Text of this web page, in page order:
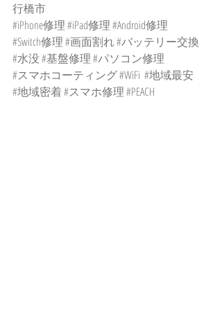
行橋市
#iPhone修理#iPad修理#Android修理
#Switch修理#画面割れ#バッテリー交換
#水没#基盤修理#パソコン修理
#スマホコーティング#WiFi #地域最安
#地域密着#スマホ修理#PEACH